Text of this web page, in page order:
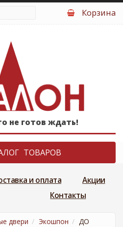
Корзина
не готов ждать!
и оплата
Акции
Контакты
двери Экошпон
ДО